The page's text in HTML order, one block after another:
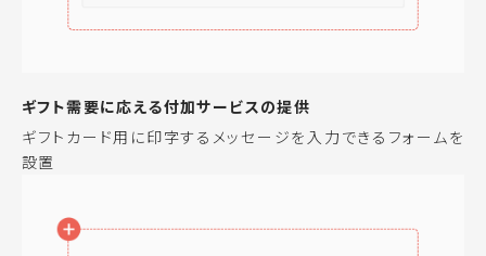
ギフト需要に応える付加サービスの提供
ギフトカード用に印字するメッセージを入力できるフォームを
設置